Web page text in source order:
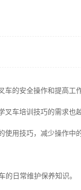
的安全操作和提高工
车培训技巧的需求也
使用技巧，减少操作中
日常维护保养知识。